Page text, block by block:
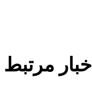
اخبار مرتبط